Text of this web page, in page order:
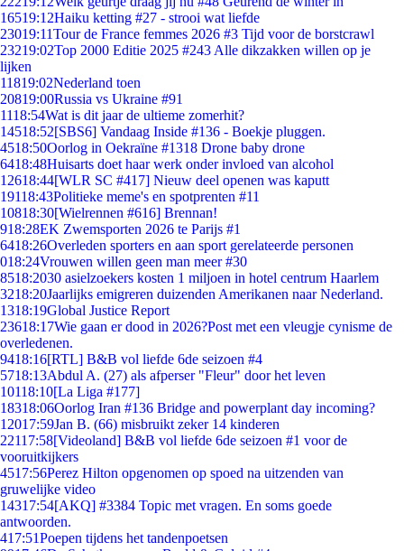
16519:12Haiku ketting #27 - strooi wat liefde
23019:11Tour de France femmes 2026 #3 Tijd voor de borstcrawl
23219:02Top 2000 Editie 2025 #243 Alle dikzakken willen op je
lijken
11819:02Nederland toen
20819:00Russia vs Ukraine #91
1118:54Wat is dit jaar de ultieme zomerhit?
14518:52[SBS6] Vandaag Inside #136 - Boekje pluggen.
4518:50Oorlog in Oekraïne #1318 Drone baby drone
6418:48Huisarts doet haar werk onder invloed van alcohol
12618:44[WLR SC #417] Nieuw deel openen was kaputt
19118:43Politieke meme's en spotprenten #11
10818:30[Wielrennen #616] Brennan!
918:28EK Zwemsporten 2026 te Parijs #1
6418:26Overleden sporters en aan sport gerelateerde personen
018:24Vrouwen willen geen man meer #30
8518:2030 asielzoekers kosten 1 miljoen in hotel centrum Haarlem
3218:20Jaarlijks emigreren duizenden Amerikanen naar Nederland.
1318:19Global Justice Report
23618:17Wie gaan er dood in 2026?Post met een vleugje cynisme de
overledenen.
9418:16[RTL] B&B vol liefde 6de seizoen #4
5718:13Abdul A. (27) als afperser "Fleur" door het leven
10118:10[La Liga #177]
18318:06Oorlog Iran #136 Bridge and powerplant day incoming?
12017:59Jan B. (66) misbruikt zeker 14 kinderen
22117:58[Videoland] B&B vol liefde 6de seizoen #1 voor de
vooruitkijkers
4517:56Perez Hilton opgenomen op spoed na uitzenden van
gruwelijke video
14317:54[AKQ] #3384 Topic met vragen. En soms goede
antwoorden.
417:51Poepen tijdens het tandenpoetsen